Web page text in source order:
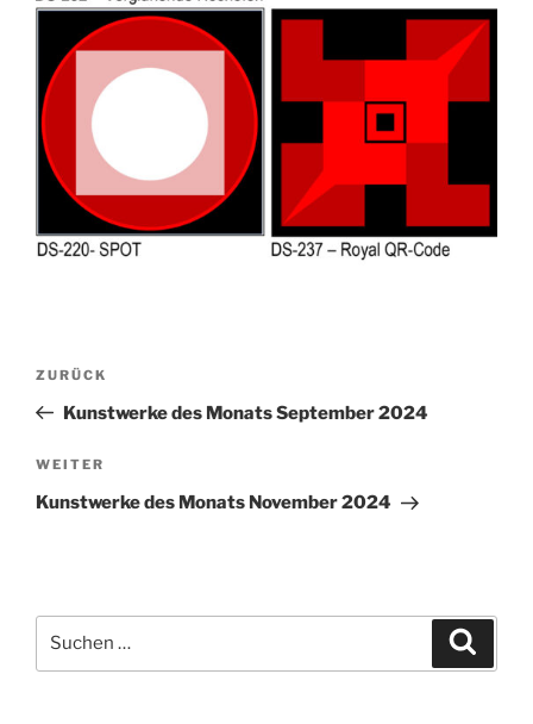
Beitragsnavigation
Vorheriger
Beitrag
ZURÜCK
Kunstwerke des Monats September 2024
Nächster
Beitrag
WEITER
Kunstwerke des Monats November 2024
nach: